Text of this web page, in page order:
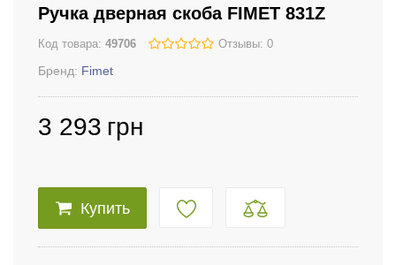
Ручка дверная скоба FIMET 831Z
Код товара: 49706 Отзывы: 0
Бренд: Fimet
3 293 грн
Купить